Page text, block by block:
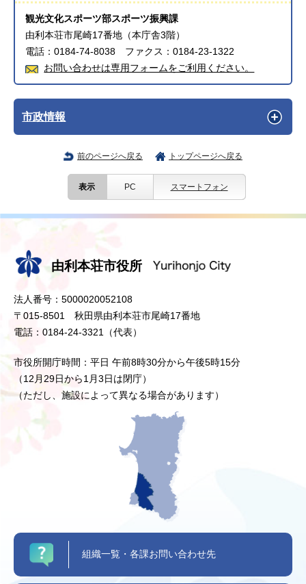
観光文化スポーツ部スポーツ振興課
由利本荘市尾崎17番地（本庁舎3階）
電話：0184-74-8038 ファクス：0184-23-1322
お問い合わせは専用フォームをご利用ください。
市政情報
前のページへ戻る トップページへ戻る
表示 PC スマートフォン
由利本荘市役所
法人番号：5000020052108
〒015-8501 秋田県由利本荘市尾崎17番地
電話：0184-24-3321（代表）
市役所開庁時間：平日 午前8時30分から午後5時15分
（12月29日から1月3日は閉庁）
（ただし、施設によって異なる場合があります）
組織一覧・各課お問い合わせ先